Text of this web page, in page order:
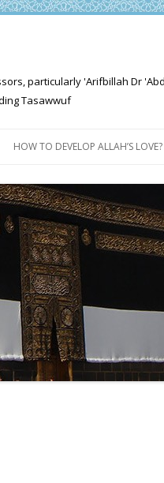
particularly 'Arifbillah Dr
Tasawwuf
HOW TO DEVELOP ALLAH’S LOVE?